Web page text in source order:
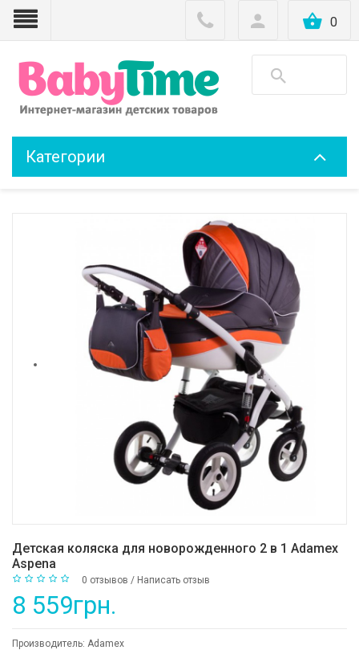
0
Категории
Детская коляска для новорожденного 2 в 1 Adamex
Aspena
0 отзывов / Написать отзыв
8 559грн.
Производитель: Adamex